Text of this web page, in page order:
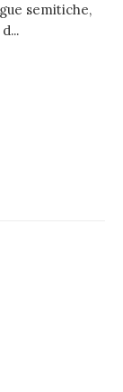
semitiche,